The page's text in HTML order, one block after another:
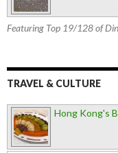
Featuring Top 19/128 of
TRAVEL & CULTURE
Hong Kong's